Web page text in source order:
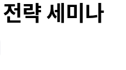
략 세미나